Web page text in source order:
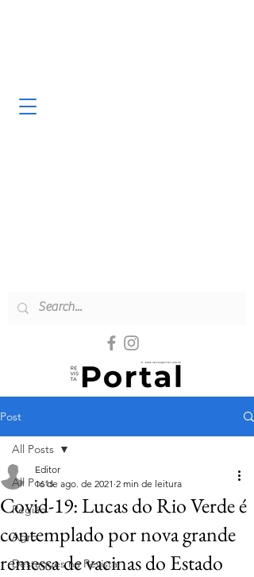
Post
All Posts
Região
Agro
Destaques na Revista
All Posts
Covid-19: Lucas do Rio Verde é
contemplado por nova grande
remessa de vacinas do Estado
Editor
16 de ago. de 2021 2 min de leitura